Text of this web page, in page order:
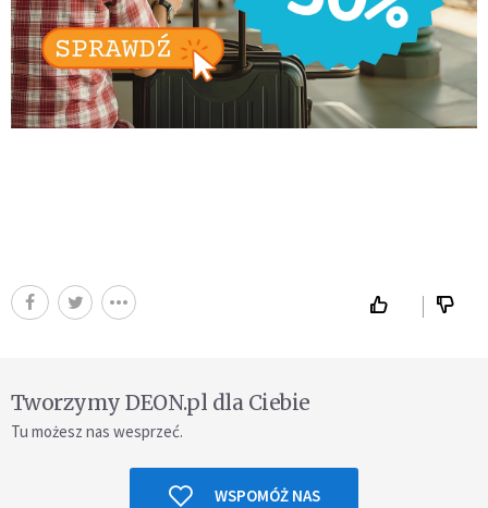
Tworzymy DEON.pl dla Ciebie
Tu możesz nas wesprzeć.
WSPOMÓŻ NAS